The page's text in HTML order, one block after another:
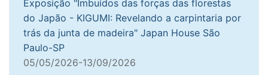
Exposição "Imbuídos das forças das florestas
do Japão - KIGUMI: Revelando a carpintaria por
trás da junta de madeira" Japan House São
Paulo-SP
05/05/2026-13/09/2026